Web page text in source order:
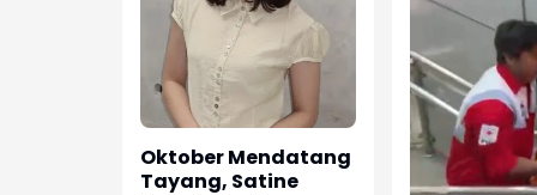
Oktober Mendatang
Tayang, Satine